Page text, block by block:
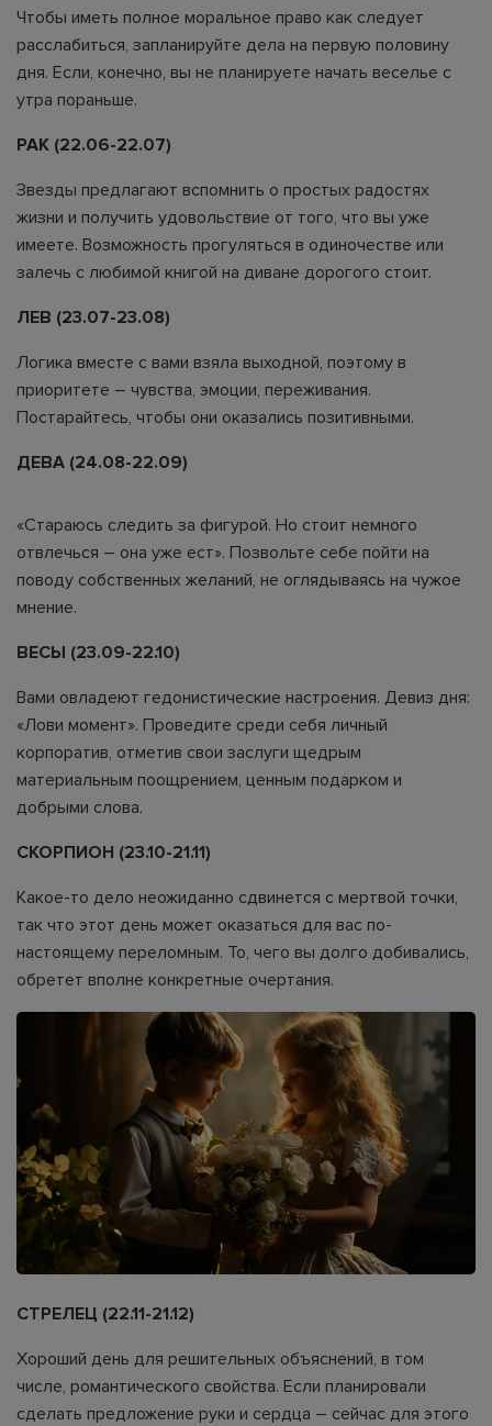
Чтобы иметь полное моральное право как следует
расслабиться, запланируйте дела на первую половину
дня. Если, конечно, вы не планируете начать веселье с
утра пораньше.
РАК (22.06-22.07)
Звезды предлагают вспомнить о простых радостях
жизни и получить удовольствие от того, что вы уже
имеете. Возможность прогуляться в одиночестве или
залечь с любимой книгой на диване дорогого стоит.
ЛЕВ (23.07-23.08)
Логика вместе с вами взяла выходной, поэтому в
приоритете – чувства, эмоции, переживания.
Постарайтесь, чтобы они оказались позитивными.
ДЕВА (24.08-22.09)
«Стараюсь следить за фигурой. Но стоит немного
отвлечься – она уже ест». Позвольте себе пойти на
поводу собственных желаний, не оглядываясь на чужое
мнение.
ВЕСЫ (23.09-22.10)
Вами овладеют гедонистические настроения. Девиз дня:
«Лови момент». Проведите среди себя личный
корпоратив, отметив свои заслуги щедрым
материальным поощрением, ценным подарком и
добрыми слова.
СКОРПИОН (23.10-21.11)
Какое-то дело неожиданно сдвинется с мертвой точки,
так что этот день может оказаться для вас по-
настоящему переломным. То, чего вы долго добивались,
обретет вполне конкретные очертания.
СТРЕЛЕЦ (22.11-21.12)
Хороший день для решительных объяснений, в том
числе, романтического свойства. Если планировали
сделать предложение руки и сердца – сейчас для этого